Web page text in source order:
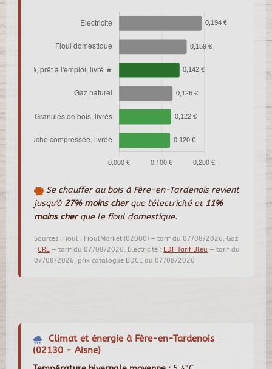
Se chauffer au bois à Fère-en-Tardenois revient
jusqu'à 27% moins cherque l'électricité et 11%
moins cherque le fioul domestique.
Sources :Fioul : FioulMarket (02000) — tarif du 07/08/2026, Gaz
: CRE — tarif du 07/08/2026, Électricité : EDF Tarif Bleu — tarif du
07/08/2026, prix catalogue BDCE au 07/08/2026
Climat et énergie à Fère-en-Tardenois
(02130 - Aisne)